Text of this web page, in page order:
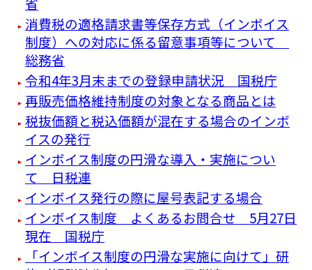
消費税の適格請求書等保存方式（インボイス
制度）への対応に係る留意事項等について
総務省
令和4年3月末までの登録申請状況 国税庁
再販売価格維持制度の対象となる商品とは
税抜価額と税込価額が混在する場合のインボ
イスの発行
インボイス制度の円滑な導入・実施につい
て 日税連
インボイス発行の際に屋号表記する場合
インボイス制度 よくあるお問合せ 5月27日
現在 国税庁
「インボイス制度の円滑な実施に向けて」研